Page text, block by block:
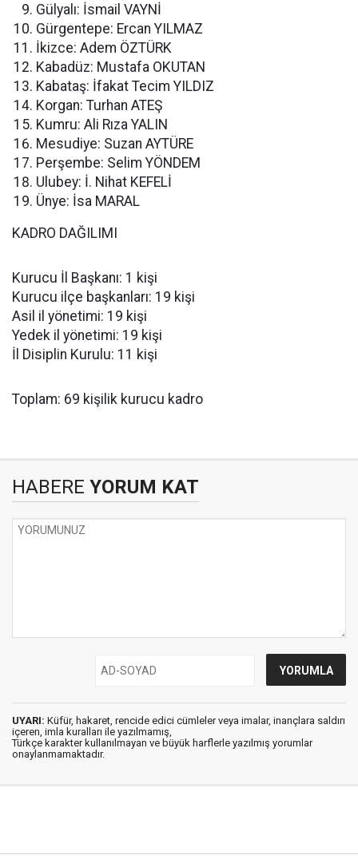
Gülyalı: İsmail VAYNİ
Gürgentepe: Ercan YILMAZ
İkizce: Adem ÖZTÜRK
Kabadüz: Mustafa OKUTAN
Kabataş: İfakat Tecim YILDIZ
Korgan: Turhan ATEŞ
Kumru: Ali Rıza YALIN
Mesudiye: Suzan AYTÜRE
Perşembe: Selim YÖNDEM
Ulubey: İ. Nihat KEFELİ
Ünye: İsa MARAL
KADRO DAĞILIMI
Kurucu İl Başkanı: 1 kişi
Kurucu ilçe başkanları: 19 kişi
Asil il yönetimi: 19 kişi
Yedek il yönetimi: 19 kişi
İl Disiplin Kurulu: 11 kişi
Toplam: 69 kişilik kurucu kadro
HABERE YORUM KAT
UYARI: Küfür, hakaret, rencide edici cümleler veya imalar, inançlara saldırı
içeren, imla kuralları ile yazılmamış,
Türkçe karakter kullanılmayan ve büyük harflerle yazılmış yorumlar
onaylanmamaktadır.